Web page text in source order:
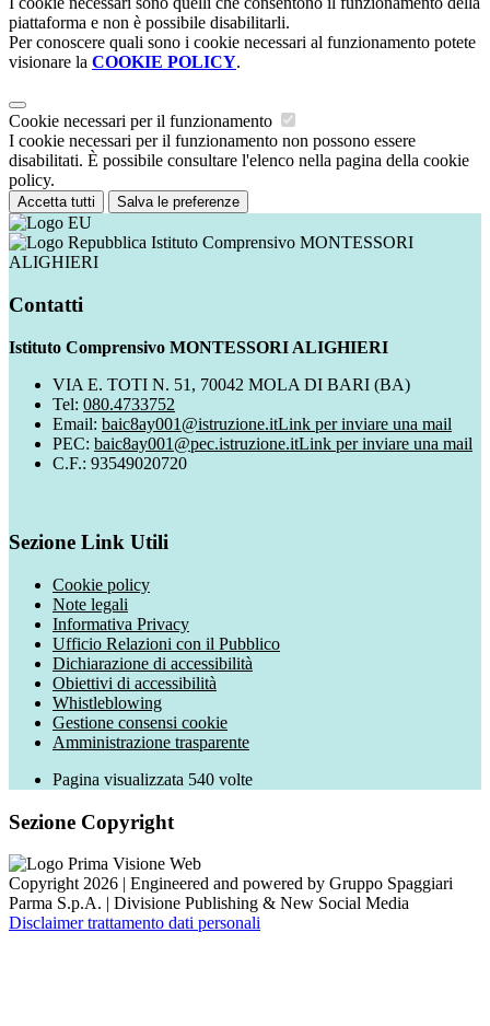
piattaforma e non è possibile disabilitarli.
Per conoscere quali sono i cookie necessari al funzionamento potete
visionare la COOKIE POLICY.
Cookie necessari per il funzionamento
I cookie necessari per il funzionamento non possono essere
disabilitati. È possibile consultare l'elenco nella pagina della cookie
policy.
Accetta tutti Salva le preferenze
Istituto Comprensivo MONTESSORI
ALIGHIERI
Contatti
Istituto Comprensivo MONTESSORI ALIGHIERI
VIA E. TOTI N. 51, 70042 MOLA DI BARI (BA)
Tel: 080.4733752
Email: baic8ay001@istruzione.itLink per inviare una mail
PEC: baic8ay001@pec.istruzione.itLink per inviare una mail
C.F.: 93549020720
Sezione Link Utili
Cookie policy
Note legali
Informativa Privacy
Ufficio Relazioni con il Pubblico
Dichiarazione di accessibilità
Obiettivi di accessibilità
Whistleblowing
Gestione consensi cookie
Amministrazione trasparente
Pagina visualizzata 540 volte
Sezione Copyright
Copyright 2026 | Engineered and powered by Gruppo Spaggiari
Parma S.p.A. | Divisione Publishing & New Social Media
Disclaimer trattamento dati personali